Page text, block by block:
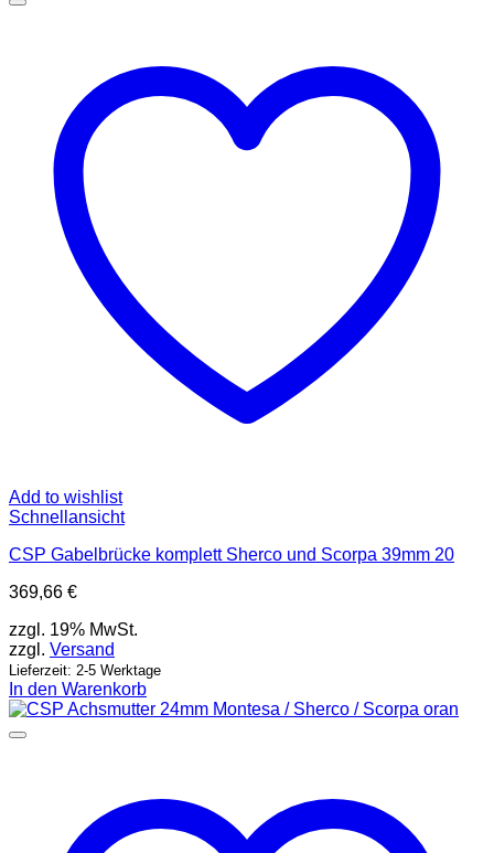
Add to wishlist
Schnellansicht
CSP Gabelbrücke komplett Sherco und Scorpa 39mm 20
369,66 €
zzgl. 19% MwSt.
zzgl. Versand
Lieferzeit: 2-5 Werktage
In den Warenkorb